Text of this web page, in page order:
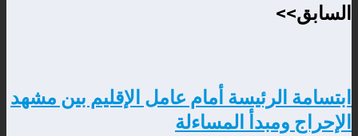
السابق>>
ابتسامة الرئيسة أمام عامل الإقليم بين مشهد
الإحراج ومبدأ المساءلة